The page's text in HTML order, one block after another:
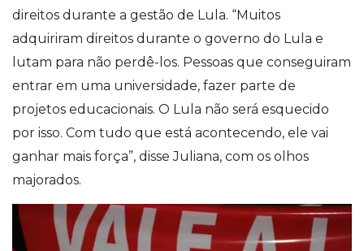
direitos durante a gestão de Lula. “Muitos
adquiriram direitos durante o governo do Lula e
lutam para não perdê-los. Pessoas que conseguiram
entrar em uma universidade, fazer parte de
projetos educacionais. O Lula não será esquecido
por isso. Com tudo que está acontecendo, ele vai
ganhar mais força”, disse Juliana, com os olhos
majorados.